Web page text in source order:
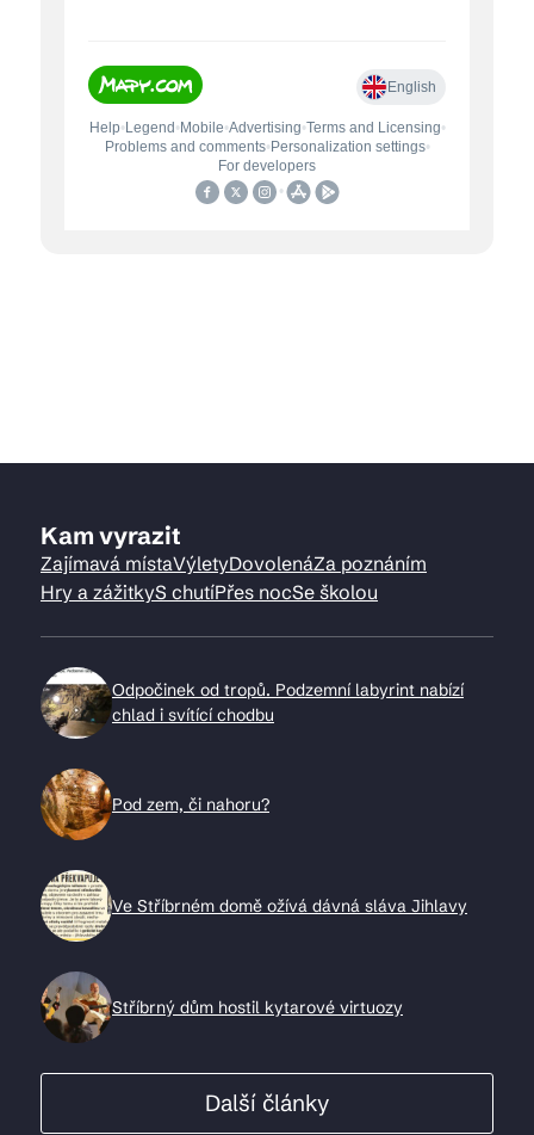
Kam vyrazit
Zajímavá místaVýletyDovolenáZa poznáním
Hry a zážitkyS chutíPřes nocSe školou
Odpočinek od tropů. Podzemní labyrint nabízí
chlad i svítící chodbu
Pod zem, či nahoru?
Ve Stříbrném domě ožívá dávná sláva Jihlavy
Stříbrný dům hostil kytarové virtuozy
Další články